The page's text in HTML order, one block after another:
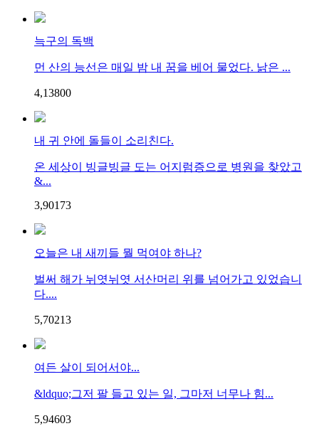
늑구의 독백
먼 산의 능선은 매일 밤 내 꿈을 베어 물었다. 낡은 ...
4,13800
내 귀 안에 돌들이 소리친다.
온 세상이 빙글빙글 도는 어지럼증으로 병원을 찾았고
&...
3,901 73
오늘은 내 새끼들 뭘 먹여야 하나?
벌써 해가 뉘엿뉘엿 서산머리 위를 넘어가고 있었습니
다....
5,70213
여든 살이 되어서야...
&ldquo;그저 팔 들고 있는 일, 그마저 너무나 힘...
5,94603